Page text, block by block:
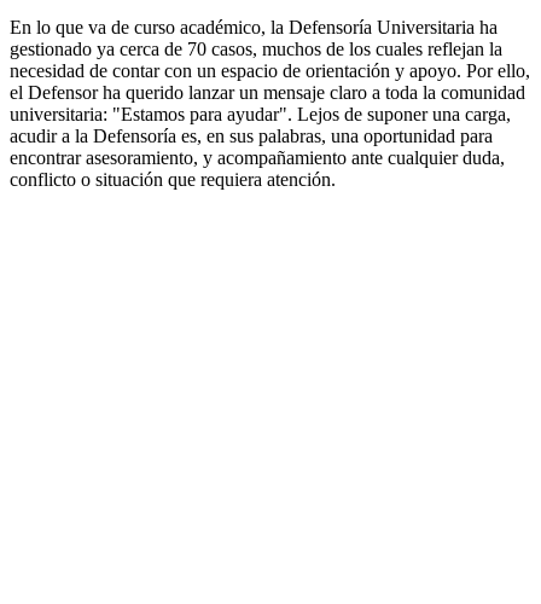
En lo que va de curso académico, la Defensoría Universitaria ha
gestionado ya cerca de 70 casos, muchos de los cuales reflejan la
necesidad de contar con un espacio de orientación y apoyo. Por ello,
el Defensor ha querido lanzar un mensaje claro a toda la comunidad
universitaria: "Estamos para ayudar". Lejos de suponer una carga,
acudir a la Defensoría es, en sus palabras, una oportunidad para
encontrar asesoramiento, y acompañamiento ante cualquier duda,
conflicto o situación que requiera atención.